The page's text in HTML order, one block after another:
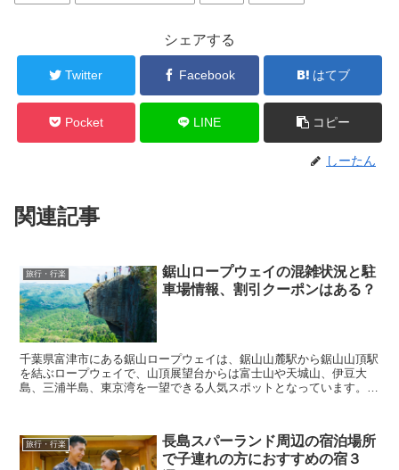
シェアする
Twitter Facebook はてブ
Pocket LINE コピー
しーたん
関連記事
旅行・行楽
鋸山ロープウェイの混雑状況と駐
車場情報、割引クーポンはある？
千葉県富津市にある鋸山ロープウェイは、鋸山山麓駅から鋸山山頂駅
を結ぶロープウェイで、山頂展望台からは富士山や天城山、伊豆大
島、三浦半島、東京湾を一望できる人気スポットとなっています。
旅行・行楽
長島スパーランド周辺の宿泊場所
で子連れの方におすすめの宿３